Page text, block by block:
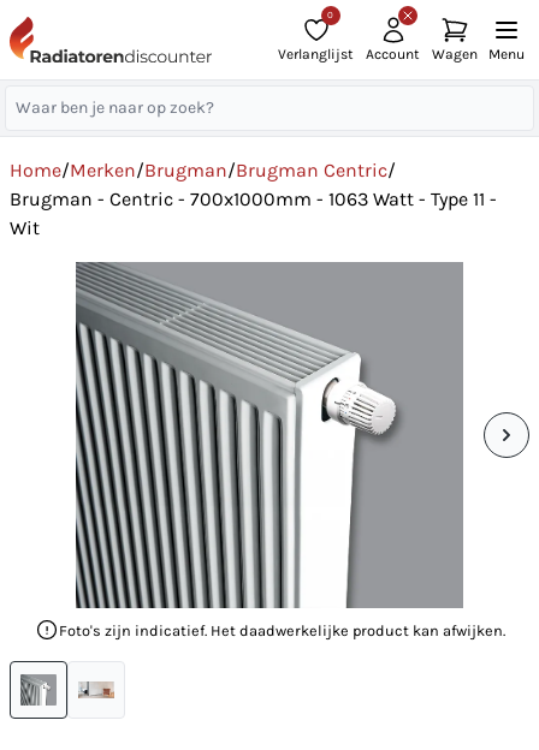
0
Verlanglijst Account Wagen Menu
Home/Merken/Brugman/Brugman Centric/
Brugman - Centric - 700x1000mm - 1063 Watt - Type 11 -
Wit
Foto's zijn indicatief. Het daadwerkelijke product kan afwijken.